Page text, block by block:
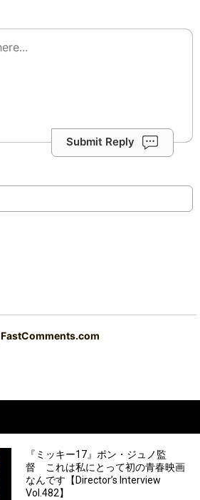
Submit Reply
FastComments.com
『ミッキー17』ポン・ジュノ監
督 これは私にとって初の青春映画
なんです【Director’s Interview
Vol.482】